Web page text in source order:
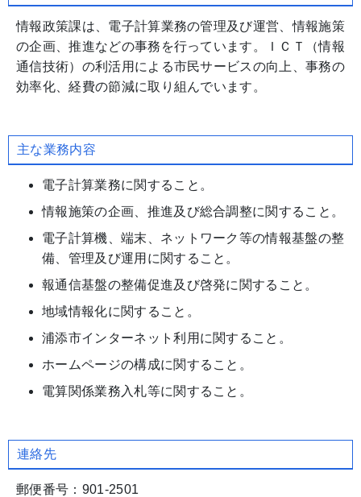
情報政策課は、電子計算業務の管理及び運営、情報施策
の企画、推進などの事務を行っています。ＩＣＴ（情報
通信技術）の利活用による市民サービスの向上、事務の
効率化、経費の節減に取り組んでいます。
主な業務内容
電子計算業務に関すること。
情報施策の企画、推進及び総合調整に関すること。
電子計算機、端末、ネットワーク等の情報基盤の整
備、管理及び運用に関すること。
報通信基盤の整備促進及び啓発に関すること。
地域情報化に関すること。
浦添市インターネット利用に関すること。
ホームページの構成に関すること。
電算関係業務入札等に関すること。
連絡先
郵便番号：901-2501